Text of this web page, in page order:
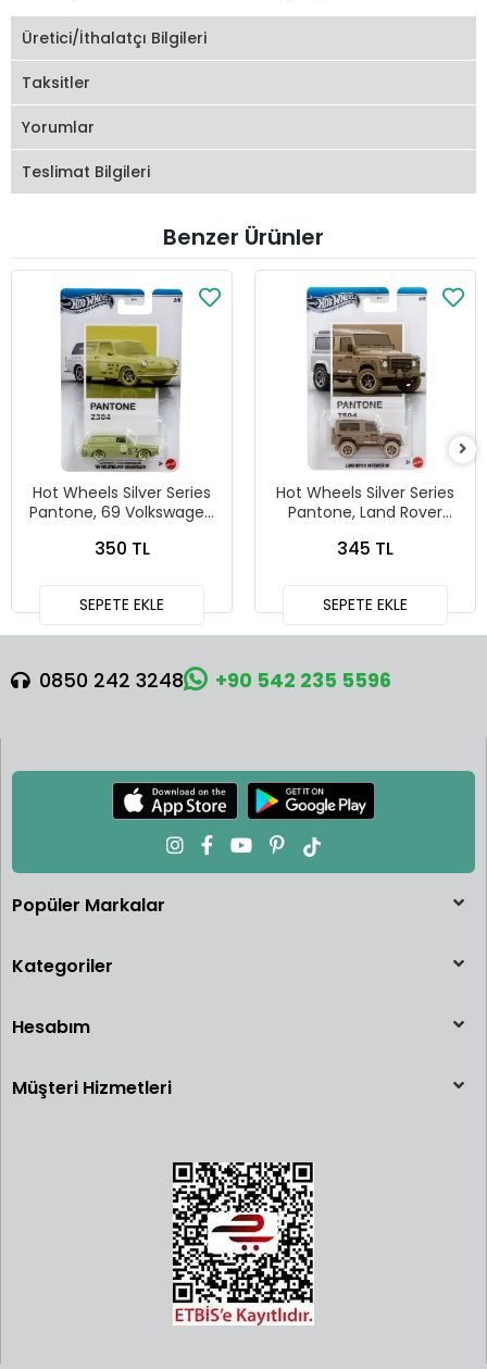
Üretici/İthalatçı Bilgileri
Taksitler
Yorumlar
Teslimat Bilgileri
Benzer Ürünler
Hot Wheels Silver Series
Pantone, 69 Volkswagen
350 TL
SEPETE EKLE
Hot Wheels Silver Series
Pantone, Land Rover
345 TL
SEPETE EKLE
0850 242 3248 +90 542 235 5596
Popüler Markalar
Kategoriler
Hesabım
Müşteri Hizmetleri